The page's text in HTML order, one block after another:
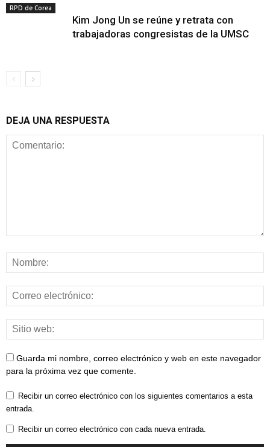
RPD de Corea
Kim Jong Un se reúne y retrata con
trabajadoras congresistas de la UMSC
DEJA UNA RESPUESTA
Guarda mi nombre, correo electrónico y web en este navegador
para la próxima vez que comente.
Recibir un correo electrónico con los siguientes comentarios a esta
entrada.
Recibir un correo electrónico con cada nueva entrada.